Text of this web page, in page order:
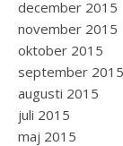
december 2015
november 2015
oktober 2015
september 2015
augusti 2015
juli 2015
maj 2015